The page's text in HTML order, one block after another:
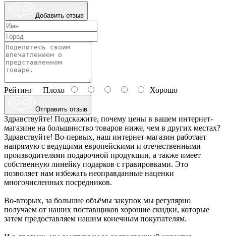
Добавить отзыв
Рейтинг Плохо Хорошо
Отправить отзыв
Здравствуйте! Подскажите, почему цены в вашем интернет-
магазине на большинство товаров ниже, чем в других местах?
Здравствуйте! Во-первых, наш интернет-магазин работает
напрямую с ведущими европейскими и отечественными
производителями подарочной продукции, а также имеет
собственную линейку подарков с гравировками. Это
позволяет нам избежать неоправданные наценки
многочисленных посредников.
Во-вторых, за большие объёмы закупок мы регулярно
получаем от наших поставщиков хорошие скидки, которые
затем предоставляем нашим конечным покупателям.